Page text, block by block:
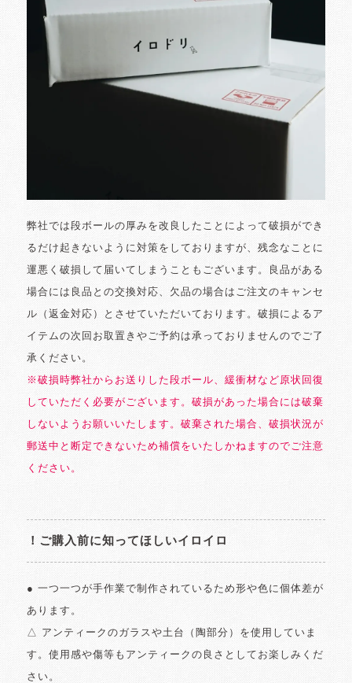
弊社では段ボールの厚みを改良したことによって破損ができ
るだけ起きないように対策をしておりますが、残念なことに
運悪く破損して届いてしまうこともございます。良品がある
場合には良品との交換対応、欠品の場合はご注文のキャンセ
ル（返金対応）とさせていただいております。破損によるア
イテムの次回お取置きやご予約は承っておりませんのでご了
承ください。
※破損時弊社からお送りした段ボール、緩衝材など原状回復
していただく必要がございます。破損があった場合には破棄
しないようお願いいたします。破棄された場合、破損状況が
郵送中と断定できないため補償をいたしかねますのでご注意
ください。
！ご購入前に知ってほしいイロイロ
● 一つ一つが手作業で制作されているため形や色に個体差が
あります。
△ アンティークのガラスや土台（陶部分）を使用していま
す。使用感や傷等もアンティークの良さとしてお楽しみくだ
さい。